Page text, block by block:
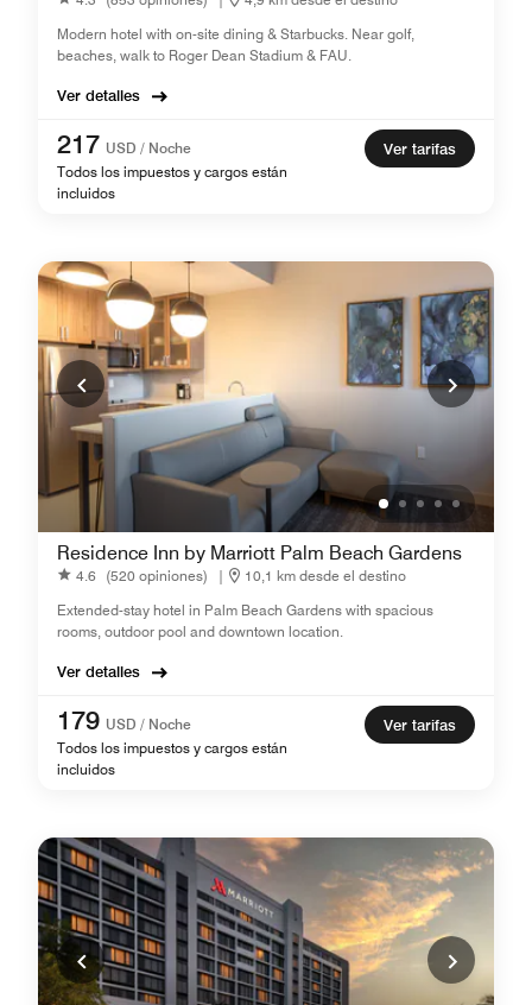
Modern hotel with on-site dining & Starbucks. Near golf,
beaches, walk to Roger Dean Stadium & FAU.
Ver detalles
217 USD / Noche
Todos los impuestos y cargos están
incluidos
Ver tarifas
Residence Inn by Marriott Palm Beach Gardens
4.6 (520 opiniones) |
10,1 km desde el destino
Extended-stay hotel in Palm Beach Gardens with spacious
rooms, outdoor pool and downtown location.
Ver detalles
179 USD / Noche
Todos los impuestos y cargos están
incluidos
Ver tarifas